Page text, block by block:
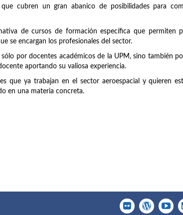
cubren un gran abanico de posibilidades para
de cursos de formación específica que permiten
se encargan los profesionales del sector.
por docentes académicos de la UPM, sino también
aportando su valiosa experiencia.
que ya trabajan en el sector aeroespacial y quieren
en una materia concreta.